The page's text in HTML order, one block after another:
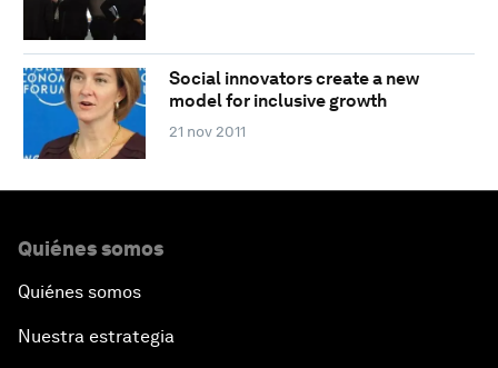
Social innovators create a new
model for inclusive growth
21 nov 2011
Quiénes somos
Quiénes somos
Nuestra estrategia